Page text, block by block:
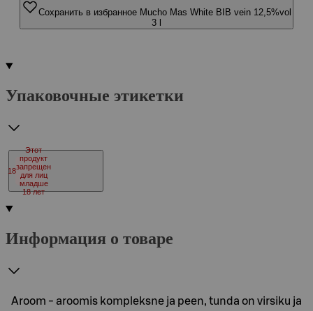
Сохранить в избранное Mucho Mas White BIB vein 12,5%vol
3 l
Упаковочные этикетки
18
Этот
продукт
запрещен
для лиц
младше
18 лет
Информация о товаре
Aroom - aroomis kompleksne ja peen, tunda on virsiku ja